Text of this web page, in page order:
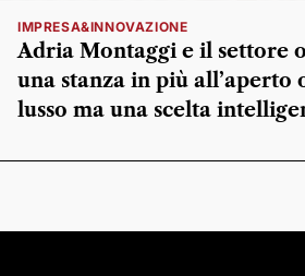
IMPRESA&INNOVAZIONE
Adria Montaggi e il settore
una stanza in più all’aperto
lusso ma una scelta